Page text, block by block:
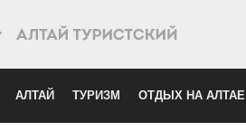
АЛТАЙ ТУРИЗМ ОТДЫХ НА АЛТАЕ